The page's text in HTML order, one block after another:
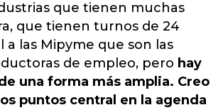
que tienen muchas
que tienen turnos de 24
a las Mipyme que son las
de empleo, pero hay
una forma más amplia. Creo
puntos central en la agenda